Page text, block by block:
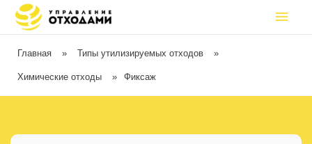
Главная » Типы утилизируемых отходов »
Химические отходы » Фиксаж